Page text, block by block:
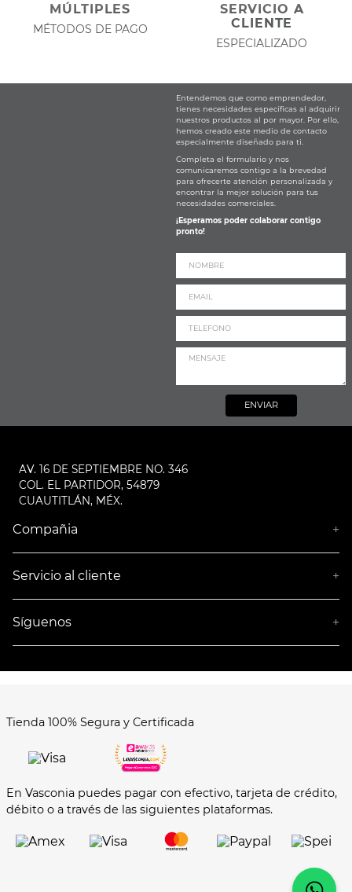
MÚLTIPLES
MÉTODOS DE PAGO
SERVICIO A
CLIENTE
ESPECIALIZADO
Entendemos que como emprendedor,
tienes necesidades específicas al adquirir
nuestros productos al por mayor. Por ello,
hemos creado este medio de contacto
especialmente diseñado para ti.
Completa el formulario y nos
comunicaremos contigo a la brevedad
para ofrecerte atención personalizada y
encontrar la mejor solución para tus
necesidades comerciales.
¡Esperamos poder colaborar contigo
pronto!
ENVIAR
AV. 16 DE SEPTIEMBRE NO. 346
COL. EL PARTIDOR, 54879
CUAUTITLÁN, MÉX.
Compañia +
¿Quiénes somos?
Empresa socialmente responsable
Servicio al cliente +
Términos y Condiciones
Aviso de privacidad
Síguenos +
Tienda 100% Segura y Certificada
En Vasconia puedes pagar con efectivo, tarjeta de crédito,
débito o a través de las siguientes plataformas.